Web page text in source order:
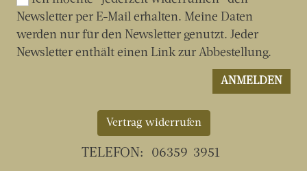
Vertrag widerrufen
TELEFON:
06359-3951